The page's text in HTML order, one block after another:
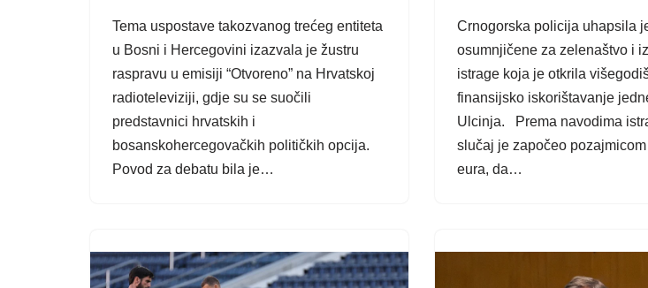
Tema uspostave takozvanog trećeg entiteta
u Bosni i Hercegovini izazvala je žustru
raspravu u emisiji “Otvoreno” na Hrvatskoj
radioteleviziji, gdje su se suočili
predstavnici hrvatskih i
bosanskohercegovačkih političkih opcija.
Povod za debatu bila je…
Crnogorska policija uhapsila
osumnjičene za zelenaštvo i
istrage koja je otkrila
finansijsko iskorištavanje
Ulcinja. Prema navodima
slučaj je započeo
eura, da…